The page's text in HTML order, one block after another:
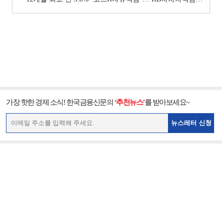
가장 핫한 경제 소식! 한국금융신문의 ‘추천뉴스’를 받아보세요~
뉴스레터 신청